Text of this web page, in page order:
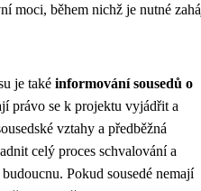
moci, během nichž je nutné
je také informování sousedů o
právo se k projektu vyjádřit a
vztahy a předběžná
celý proces schvalování a
Pokud sousedé nemají